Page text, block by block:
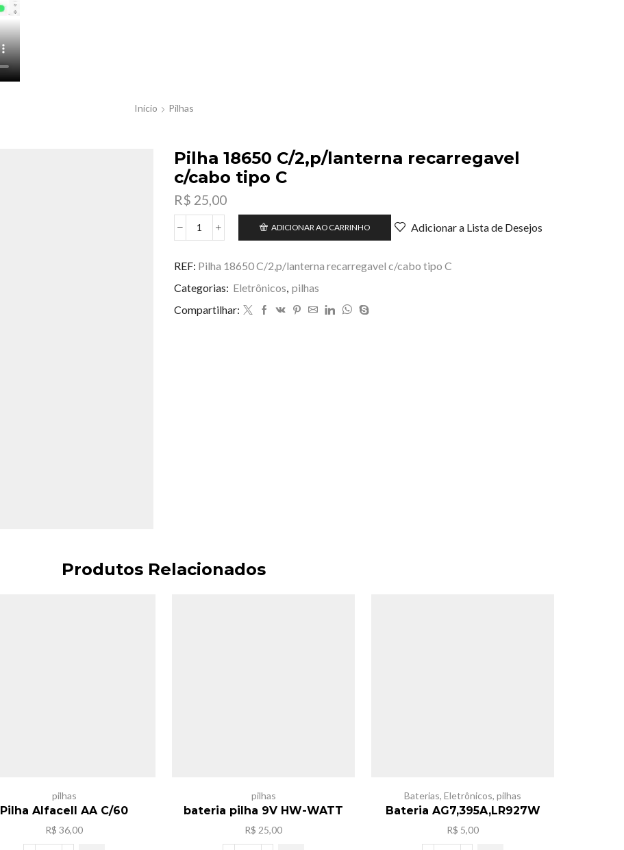
Início Pilhas
Pilha 18650 C/2,p/lanterna recarregavel
c/cabo tipo C
R$ 25,00
Pilha
C/2,p/lanterna
c/cabo
C
ADICIONAR AO CARRINHO Adicionar a Lista de Desejos
REF: Pilha 18650 C/2,p/lanterna recarregavel c/cabo tipo C
Categorias: Eletrônicos, pilhas
Compartilhar:
Produtos Relacionados
pilhas
Pilha Alfacell AA C/60
R$ 36,00
pilhas
bateria pilha 9V HW-WATT
R$ 25,00
Baterias, Eletrônicos, pilhas
Bateria AG7,395A,LR927W
R$ 5,00